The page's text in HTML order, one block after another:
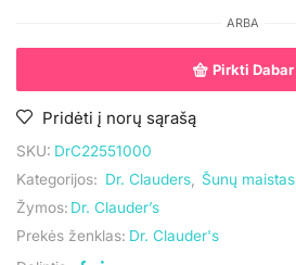
ARBA
Pirkti Dabar
Pridėti į norų sąrašą
SKU: DrC22551000
Kategorijos: Dr. Clauders
Šunų maistas
Žymos: Dr. Clauder’s
Prekės ženklas: Dr. Clauder's